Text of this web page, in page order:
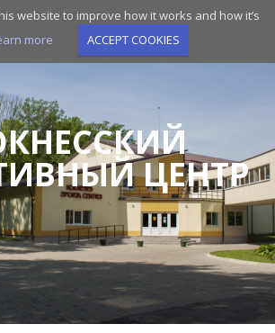
website to improve how it works and how it’s
more ACCEPT COOKIES
ЦЕНТР